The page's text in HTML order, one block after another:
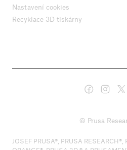
Nastavení cookies
Recyklace 3D tiskárny
© Prusa
JOSEF PRUSA®, PRUSA RESEARCH®,